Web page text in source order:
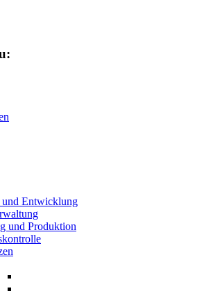
Entwicklung
und Produktion